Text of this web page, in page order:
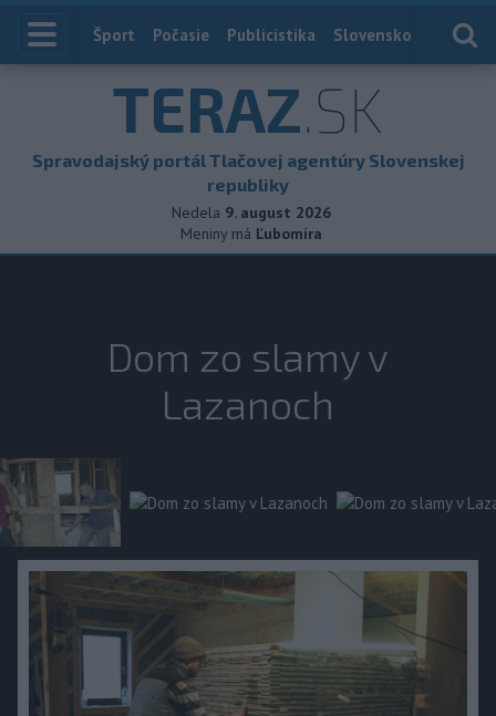
Index
Šport Počasie Publicistika Slovensko
TERAZ.SK
Spravodajský portál Tlačovej agentúry Slovenskej
republiky
Nedela 9. august 2026
Meniny má Ľubomíra
Dom zo slamy v
Lazanoch